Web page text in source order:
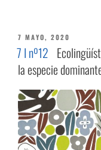
PUBLICADO
EL
7 MAYO, 2020
7 I nº12
la especie